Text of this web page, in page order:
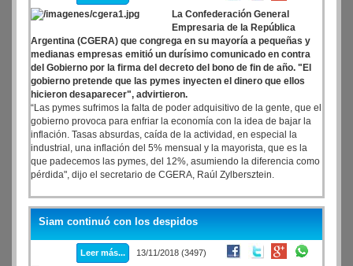
La Confederación General
Empresaria de la República
Argentina (CGERA) que congrega en su mayoría a pequeñas y
medianas empresas emitió un durísimo comunicado en contra
del Gobierno por la firma del decreto del bono de fin de año. "El
gobierno pretende que las pymes inyecten el dinero que ellos
hicieron desaparecer", advirtieron.
“Las pymes sufrimos la falta de poder adquisitivo de la gente, que el
gobierno provoca para enfriar la economía con la idea de bajar la
inflación. Tasas absurdas, caída de la actividad, en especial la
industrial, una inflación del 5% mensual y la mayorista, que es la
que padecemos las pymes, del 12%, asumiendo la diferencia como
pérdida", dijo el secretario de CGERA, Raúl Zylbersztein.
Siam continuó con los despidos
Leer más... 13/11/2018 (3497)